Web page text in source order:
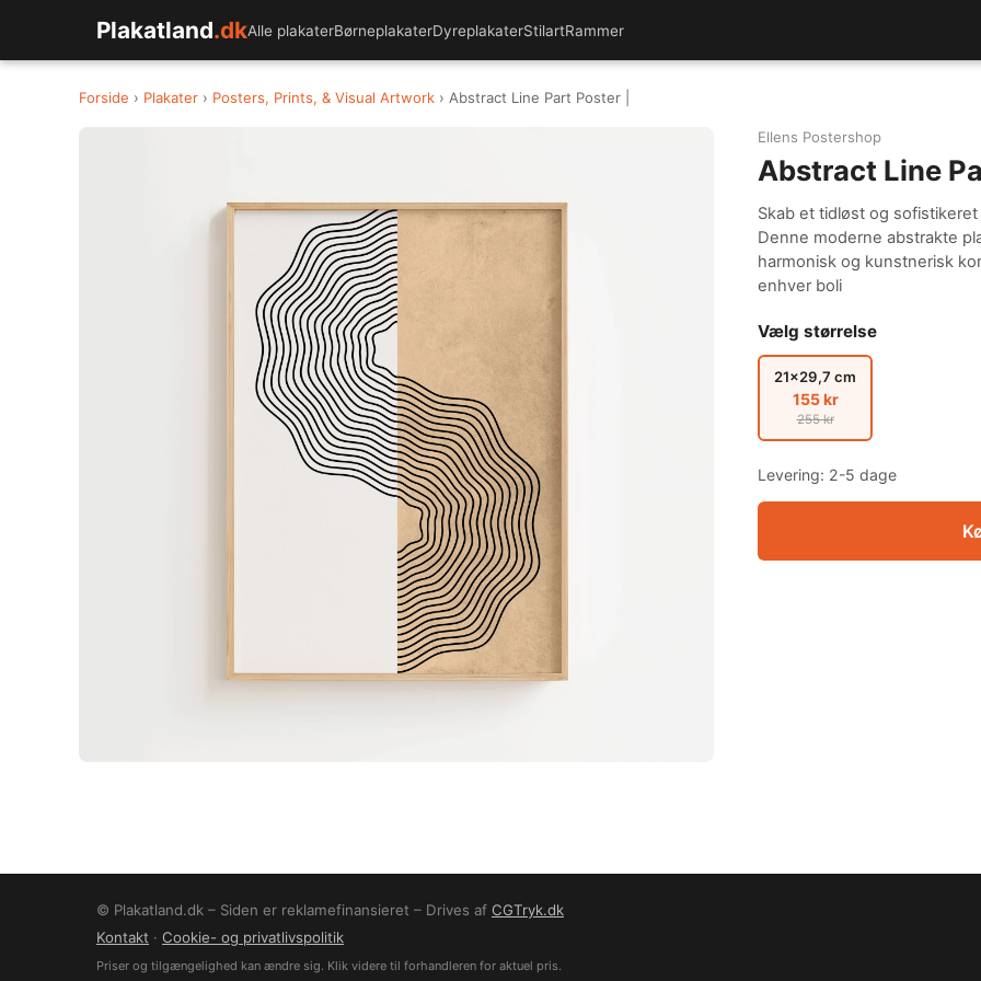
Plakatland.dkAlle plakaterBørneplakaterDyreplakaterStilartRammer
Forside › Plakater › Posters, Prints, & Visual Artwork › Abstract Line Part Poster |
Ellens Postershop
Abstract Line
Skab et tidløst og
Denne moderne abstrakte
harmonisk og kunstnerisk
enhver boli
Vælg størrelse
21x29,7 cm
155 kr
255 kr
Levering: 2-5 dage
© Plakatland.dk – Siden er reklamefinansieret – Drives af CGTryk.dk
Kontakt · Cookie- og privatlivspolitik
Priser og tilgængelighed kan ændre sig. Klik videre til forhandleren for aktuel pris.